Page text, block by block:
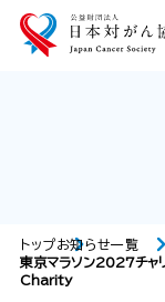
トップお知らせ一覧
東京マラソン2027チ
Charity